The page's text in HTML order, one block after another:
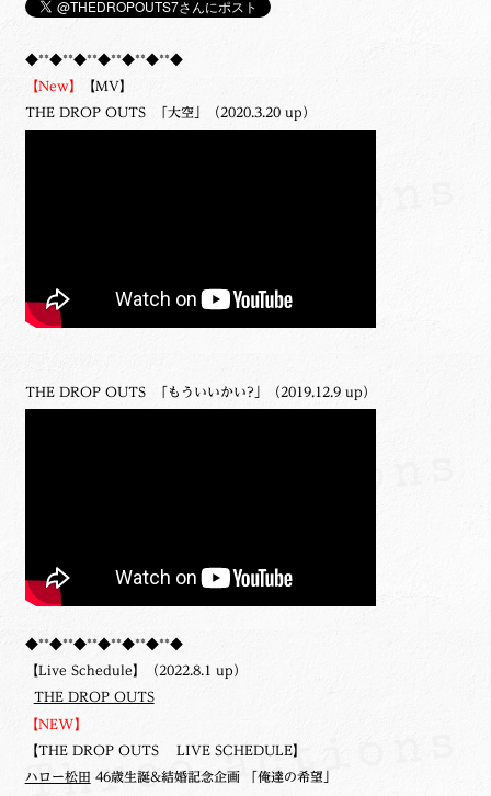
◆**◆**◆**◆**◆**◆**◆
【New】 【MV】
THE DROP OUTS 「大空」（2020.3.20 up）
THE DROP OUTS 「もういいかい?」（2019.12.9 up）
◆**◆**◆**◆**◆**◆**◆
【Live Schedule】（2022.8.1 up）
THE DROP OUTS
【NEW】
【THE DROP OUTS LIVE SCHEDULE】
ハロー松田 46歳生誕&結婚記念企画 「俺達の希望」